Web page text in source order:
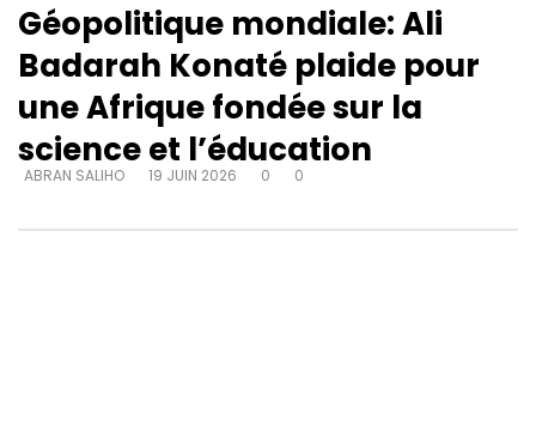
Géopolitique mondiale: Ali
Badarah Konaté plaide pour
une Afrique fondée sur la
science et l’éducation
ABRAN SALIHO 19 JUIN 2026 0 0